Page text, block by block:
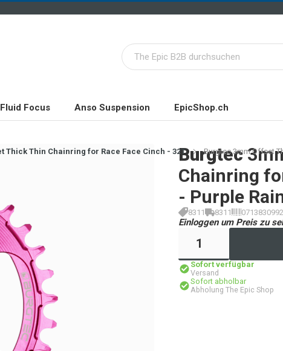
Fluid Focus Anso Suspension EpicShop.ch
Thick Thin Chainring for Race Face Cinch - 32T Burgtec 3mm Offset
Burgtec
Chainring
- Purple
8311 8311
Einloggen um Preis zu
Sofort verfügbar
Versand
Sofort abholbar
Abholung The Epic Shop